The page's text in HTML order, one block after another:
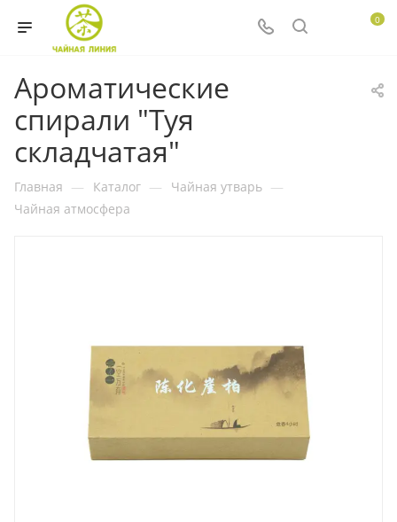
0
Ароматические
спирали "Туя
складчатая"
Главная — Каталог — Чайная утварь —
Чайная атмосфера